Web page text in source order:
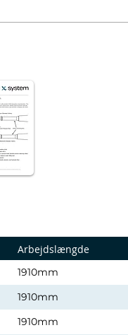
Arbejdslængde
1910mm
1910mm
1910mm